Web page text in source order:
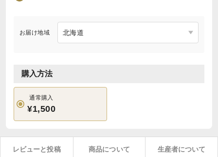
お届け地域
購入方法
通常購入
¥1,500
レビューと投稿 商品について 生産者について